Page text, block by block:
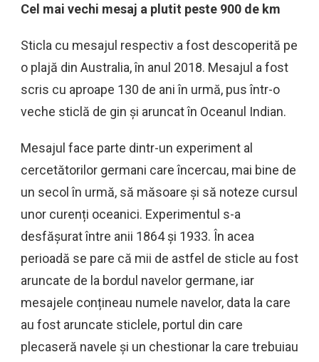
Cel mai vechi mesaj a plutit peste 900 de km
Sticla cu mesajul respectiv a fost descoperită pe
o plajă din Australia, în anul 2018. Mesajul a fost
scris cu aproape 130 de ani în urmă, pus într-o
veche sticlă de gin și aruncat în Oceanul Indian.
Mesajul face parte dintr-un experiment al
cercetătorilor germani care încercau, mai bine de
un secol în urmă, să măsoare și să noteze cursul
unor curenți oceanici. Experimentul s-a
desfășurat între anii 1864 și 1933. În acea
perioadă se pare că mii de astfel de sticle au fost
aruncate de la bordul navelor germane, iar
mesajele conțineau numele navelor, data la care
au fost aruncate sticlele, portul din care
plecaseră navele și un chestionar la care trebuiau